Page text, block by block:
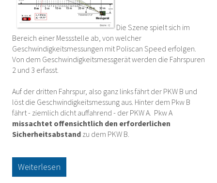
Die Szene spielt sich im
Bereich einer Messstelle ab, von welcher
Geschwindigkeitsmessungen mit Poliscan Speed erfolgen.
Von dem Geschwindigkeitsmessgerät werden die Fahrspuren
2 und 3 erfasst.
Auf der dritten Fahrspur, also ganz links fährt der PKW B und
löst die Geschwindigkeitsmessung aus. Hinter dem Pkw B
fährt - ziemlich dicht auffahrend - der PKW A. Pkw A
missachtet offensichtlich den erforderlichen
Sicherheitsabstand zu dem PKW B.
Weiterlesen